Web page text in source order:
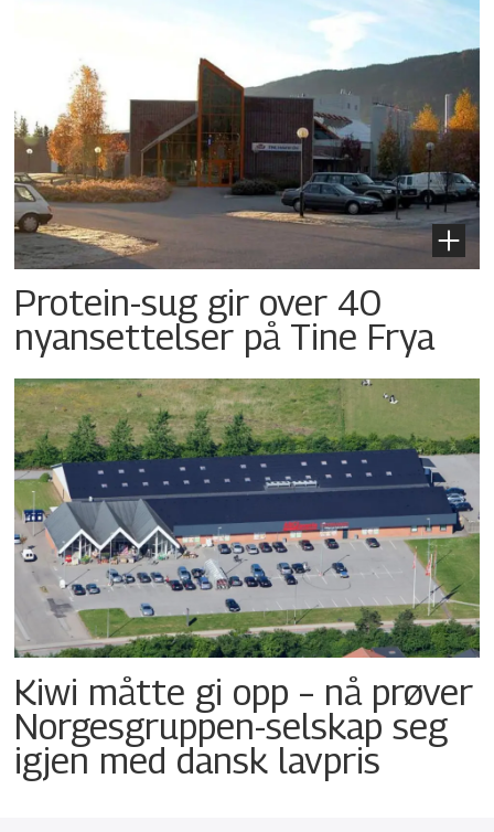
Protein-sug gir over 40
nyansettelser på Tine Frya
Kiwi måtte gi opp – nå prøver
Norgesgruppen-selskap seg
igjen med dansk lavpris